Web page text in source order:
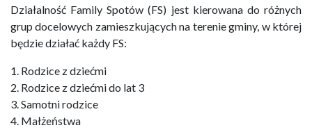
Działalność Family Spotów (FS) jest kierowana do różnych
grup docelowych zamieszkujących na terenie gminy, w której
będzie działać każdy FS:
1. Rodzice z dziećmi
2. Rodzice z dziećmi do lat 3
3. Samotni rodzice
4. Małżeństwa